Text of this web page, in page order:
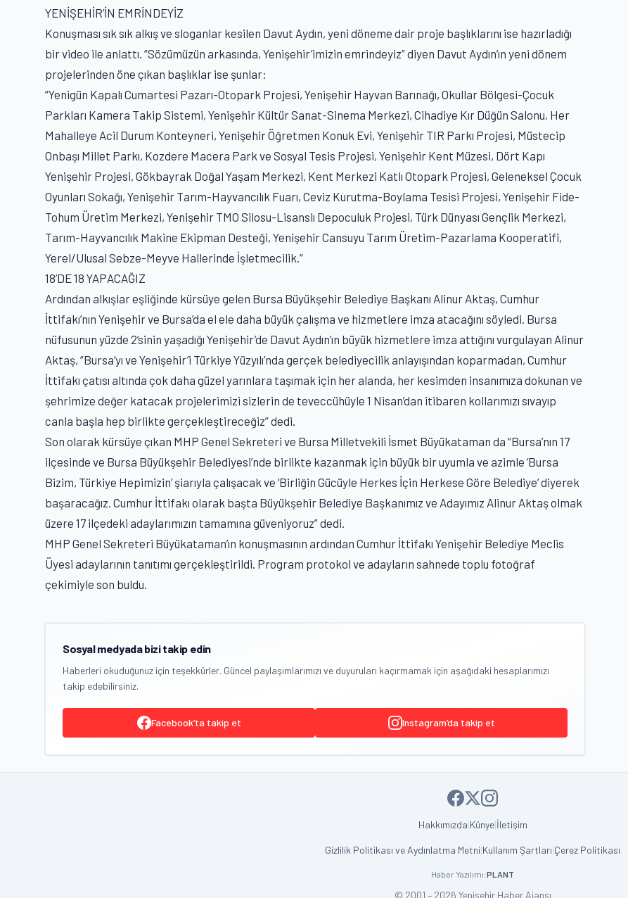
YENİŞEHİR’İN EMRİNDEYİZ
Konuşması sık sık alkış ve sloganlar kesilen Davut Aydın, yeni döneme dair proje başlıklarını ise hazırladığı
bir video ile anlattı. “Sözümüzün arkasında, Yenişehir’imizin emrindeyiz” diyen Davut Aydın’ın yeni dönem
projelerinden öne çıkan başlıklar ise şunlar:
“Yenigün Kapalı Cumartesi Pazarı-Otopark Projesi, Yenişehir Hayvan Barınağı, Okullar Bölgesi-Çocuk
Parkları Kamera Takip Sistemi, Yenişehir Kültür Sanat-Sinema Merkezi, Cihadiye Kır Düğün Salonu, Her
Mahalleye Acil Durum Konteyneri, Yenişehir Öğretmen Konuk Evi, Yenişehir TIR Parkı Projesi, Müstecip
Onbaşı Millet Parkı, Kozdere Macera Park ve Sosyal Tesis Projesi, Yenişehir Kent Müzesi, Dört Kapı
Yenişehir Projesi, Gökbayrak Doğal Yaşam Merkezi, Kent Merkezi Katlı Otopark Projesi, Geleneksel Çocuk
Oyunları Sokağı, Yenişehir Tarım-Hayvancılık Fuarı, Ceviz Kurutma-Boylama Tesisi Projesi, Yenişehir Fide-
Tohum Üretim Merkezi, Yenişehir TMO Silosu-Lisanslı Depoculuk Projesi, Türk Dünyası Gençlik Merkezi,
Tarım-Hayvancılık Makine Ekipman Desteği, Yenişehir Cansuyu Tarım Üretim-Pazarlama Kooperatifi,
Yerel/Ulusal Sebze-Meyve Hallerinde İşletmecilik.”
18’DE 18 YAPACAĞIZ
Ardından alkışlar eşliğinde kürsüye gelen Bursa Büyükşehir Belediye Başkanı Alinur Aktaş, Cumhur
İttifakı’nın Yenişehir ve Bursa’da el ele daha büyük çalışma ve hizmetlere imza atacağını söyledi. Bursa
nüfusunun yüzde 2’sinin yaşadığı Yenişehir’de Davut Aydın’ın büyük hizmetlere imza attığını vurgulayan Alinur
Aktaş, “Bursa’yı ve Yenişehir’i Türkiye Yüzyılı’nda gerçek belediyecilik anlayışından koparmadan, Cumhur
İttifakı çatısı altında çok daha güzel yarınlara taşımak için her alanda, her kesimden insanımıza dokunan ve
şehrimize değer katacak projelerimizi sizlerin de teveccühüyle 1 Nisan’dan itibaren kollarımızı sıvayıp
canla başla hep birlikte gerçekleştireceğiz” dedi.
Son olarak kürsüye çıkan MHP Genel Sekreteri ve Bursa Milletvekili İsmet Büyükataman da “Bursa’nın 17
ilçesinde ve Bursa Büyükşehir Belediyesi’nde birlikte kazanmak için büyük bir uyumla ve azimle ‘Bursa
Bizim, Türkiye Hepimizin’ şiarıyla çalışacak ve ‘Birliğin Gücüyle Herkes İçin Herkese Göre Belediye’ diyerek
başaracağız. Cumhur İttifakı olarak başta Büyükşehir Belediye Başkanımız ve Adayımız Alinur Aktaş olmak
üzere 17 ilçedeki adaylarımızın tamamına güveniyoruz” dedi.
MHP Genel Sekreteri Büyükataman’ın konuşmasının ardından Cumhur İttifakı Yenişehir Belediye Meclis
Üyesi adaylarının tanıtımı gerçekleştirildi. Program protokol ve adayların sahnede toplu fotoğraf
çekimiyle son buldu.
Sosyal medyada bizi takip edin
Haberleri okuduğunuz için teşekkürler. Güncel paylaşımlarımızı ve duyuruları kaçırmamak için aşağıdaki hesaplarımızı
takip edebilirsiniz.
Facebook’ta takip et Instagram’da takip et
Hakkımızda|Künye|İletişim
Gizlilik Politikası ve Aydınlatma Metni|Kullanım Şartları|Çerez Politikası
Haber Yazılımı:PLANT
© 2001 – 2026 Yenişehir Haber Ajansı